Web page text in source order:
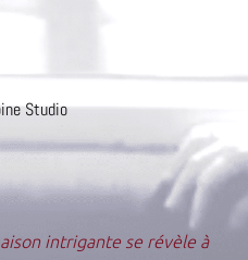
Studio
intrigante se révèle à